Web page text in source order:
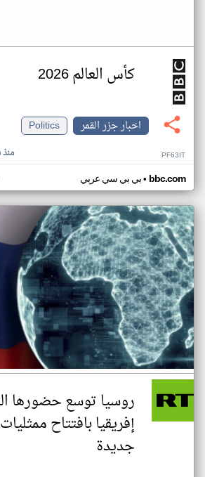
كأس العالم 2026
اخبار جزر القمر
Politics
PF63IT
بي بي سي عربي• bbc.com
روسيا توسع حضورها
جديدة